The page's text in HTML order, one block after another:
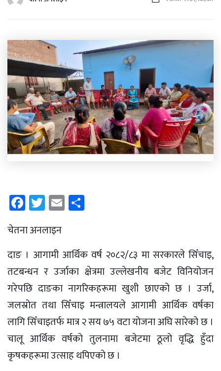
Facebook
Twitter
Email
चेतना अनलाइन
दाङ । आगामी आर्थिक वर्ष २०८२/८३ मा सरकारले सिँचाइ,
तटबन्धन र उर्जाका क्षेत्रमा उल्लेखनीय बजेट विनियोजन
गरेपछि दाङका नागरिकहरूमा खुशी छाएको छ । उर्जा,
जलस्रोत तथा सिँचाइ मन्त्रालयले आगामी आर्थिक वर्षका
लागि सिँचाइतर्फ मात्र २ सय ७५ वटा योजना अघि सारेको छ ।
चालू आर्थिक वर्षको तुलनामा बजेटमा ठूलो वृद्धि हुँदा
कृषकहरूमा उत्साह थपिएको छ ।